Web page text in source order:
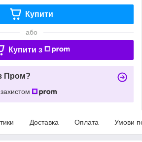
Купити
або
Купити з
Пром?
Доставка Оплата Умови